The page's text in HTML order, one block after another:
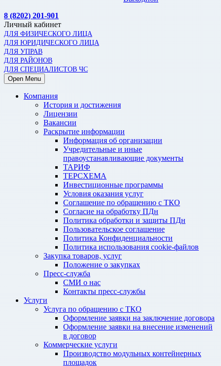
8 (8202) 201-901
Личный кабинет
ДЛЯ ФИЗИЧЕСКОГО ЛИЦА
ДЛЯ ЮРИДИЧЕСКОГО ЛИЦА
ДЛЯ УПРАВ
ДЛЯ РАЙОНОВ
ДЛЯ СПЕЦИАЛИСТОВ ЧС
Open Menu
Компания
История и достижения
Лицензии
Вакансии
Раскрытие информации
Информация об организации
Учредительные и иные
правоустанавливающие документы
ТАРИФ
ТЕРСХЕМА
Инвестиционные программы
Условия оказания услуг
Соглашение по обращению с ТКО
Согласие на обработку ПДн
Политика обработки и защиты ПДн
Пользовательское соглашение
Политика Конфиденциальности
Политика использования cookie-файлов
Закупка товаров, услуг
Положение о закупках
Пресс-служба
СМИ о нас
Контакты пресс-службы
Услуги
Услуга по обращению с ТКО
Оформление заявки на заключение договора
Оформление заявки на внесение изменений
в договор
Коммерческие услуги
Производство модульных контейнерных
площадок